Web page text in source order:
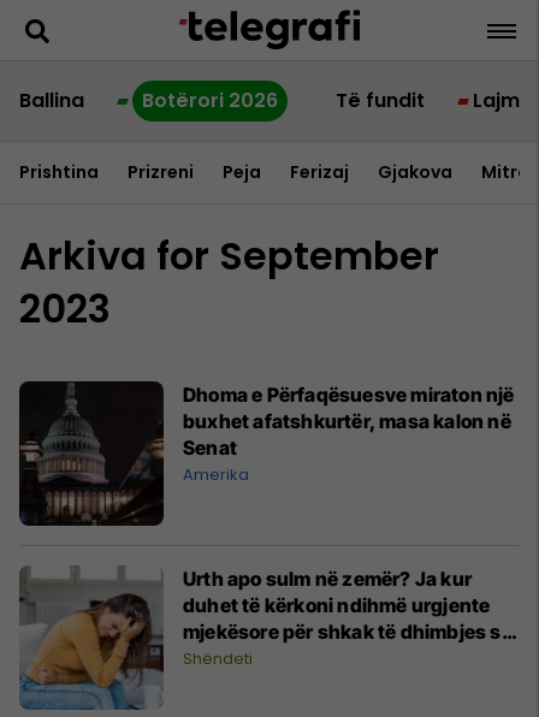
Ballina Botërori 2026 Të fundit Lajme
Prishtina Prizreni Peja Ferizaj Gjakova
Arkiva for September
2023
Dhoma e Përfaqësuesve miraton një
buxhet afatshkurtër, masa kalon në
Senat
Amerika
Urth apo sulm në zemër? Ja kur
duhet të kërkoni ndihmë urgjente
mjekësore për shkak të dhimbjes së
barkut
Shëndeti